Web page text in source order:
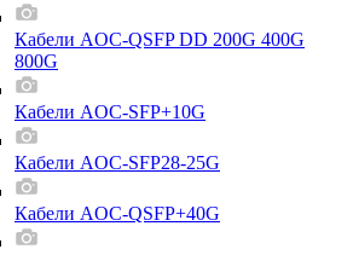
Кабели AOC-QSFP DD 200G 400G
800G
Кабели AOC-SFP+10G
Кабели AOC-SFP28-25G
Кабели AOC-QSFP+40G